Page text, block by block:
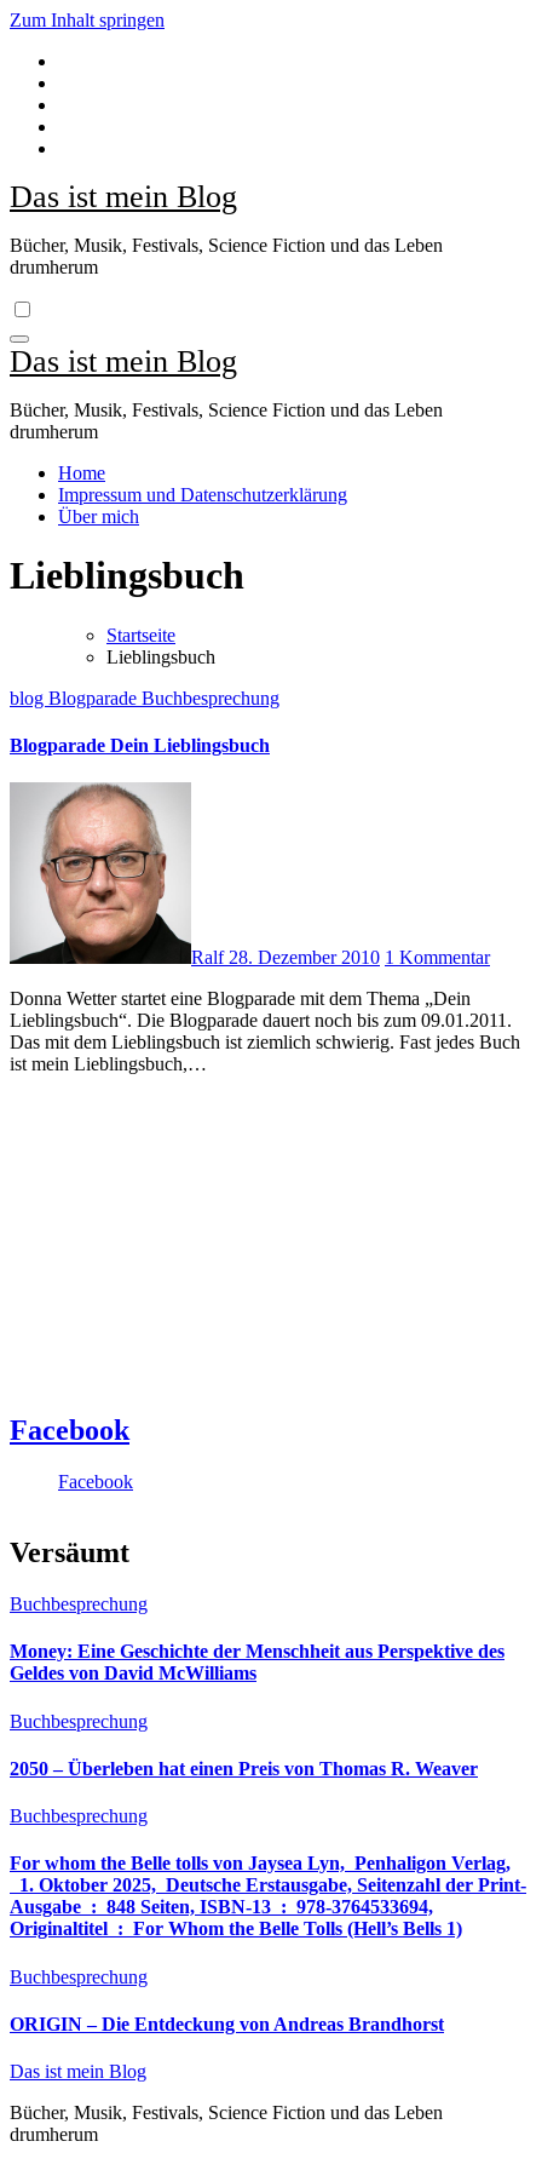
Zum Inhalt springen
Das ist mein Blog
Bücher, Musik, Festivals, Science Fiction und das Leben
drumherum
Das ist mein Blog
Bücher, Musik, Festivals, Science Fiction und das Leben
drumherum
Home
Impressum und Datenschutzerklärung
Über mich
Lieblingsbuch
Startseite
Lieblingsbuch
blog Blogparade Buchbesprechung
Blogparade Dein Lieblingsbuch
Ralf28. Dezember 2010 1 Kommentar
Donna Wetter startet eine Blogparade mit dem Thema „Dein
Lieblingsbuch“. Die Blogparade dauert noch bis zum 09.01.2011.
Das mit dem Lieblingsbuch ist ziemlich schwierig. Fast jedes Buch
ist mein Lieblingsbuch,…
Facebook
Facebook
Versäumt
Buchbesprechung
Money: Eine Geschichte der Menschheit aus Perspektive des
Geldes von David McWilliams
Buchbesprechung
2050 – Überleben hat einen Preis von Thomas R. Weaver
Buchbesprechung
For whom the Belle tolls von Jaysea Lyn, ‎ Penhaligon Verlag,
‎ 1. Oktober 2025, ‎ Deutsche Erstausgabe, Seitenzahl der Print-
Ausgabe ‏ : ‎ 848 Seiten, ISBN-13 ‏ : ‎ 978-3764533694,
Originaltitel ‏ : ‎ For Whom the Belle Tolls (Hell’s Bells 1)
Buchbesprechung
ORIGIN – Die Entdeckung von Andreas Brandhorst
Das ist mein Blog
Bücher, Musik, Festivals, Science Fiction und das Leben
drumherum